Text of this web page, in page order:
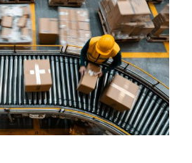
nouvelle génération
pour
– Lire l’article